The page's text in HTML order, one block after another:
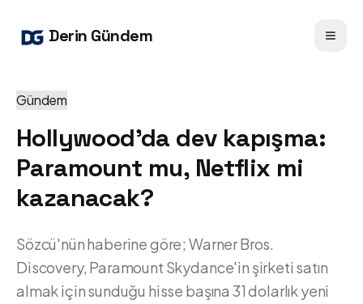
Derin Gündem
Gündem
Hollywood’da dev kapışma:
Paramount mu, Netflix mi
kazanacak?
Sözcü'nün haberine göre; Warner Bros.
Discovery, Paramount Skydance'in şirketi satın
almak için sunduğu hisse başına 31 dolarlık yeni